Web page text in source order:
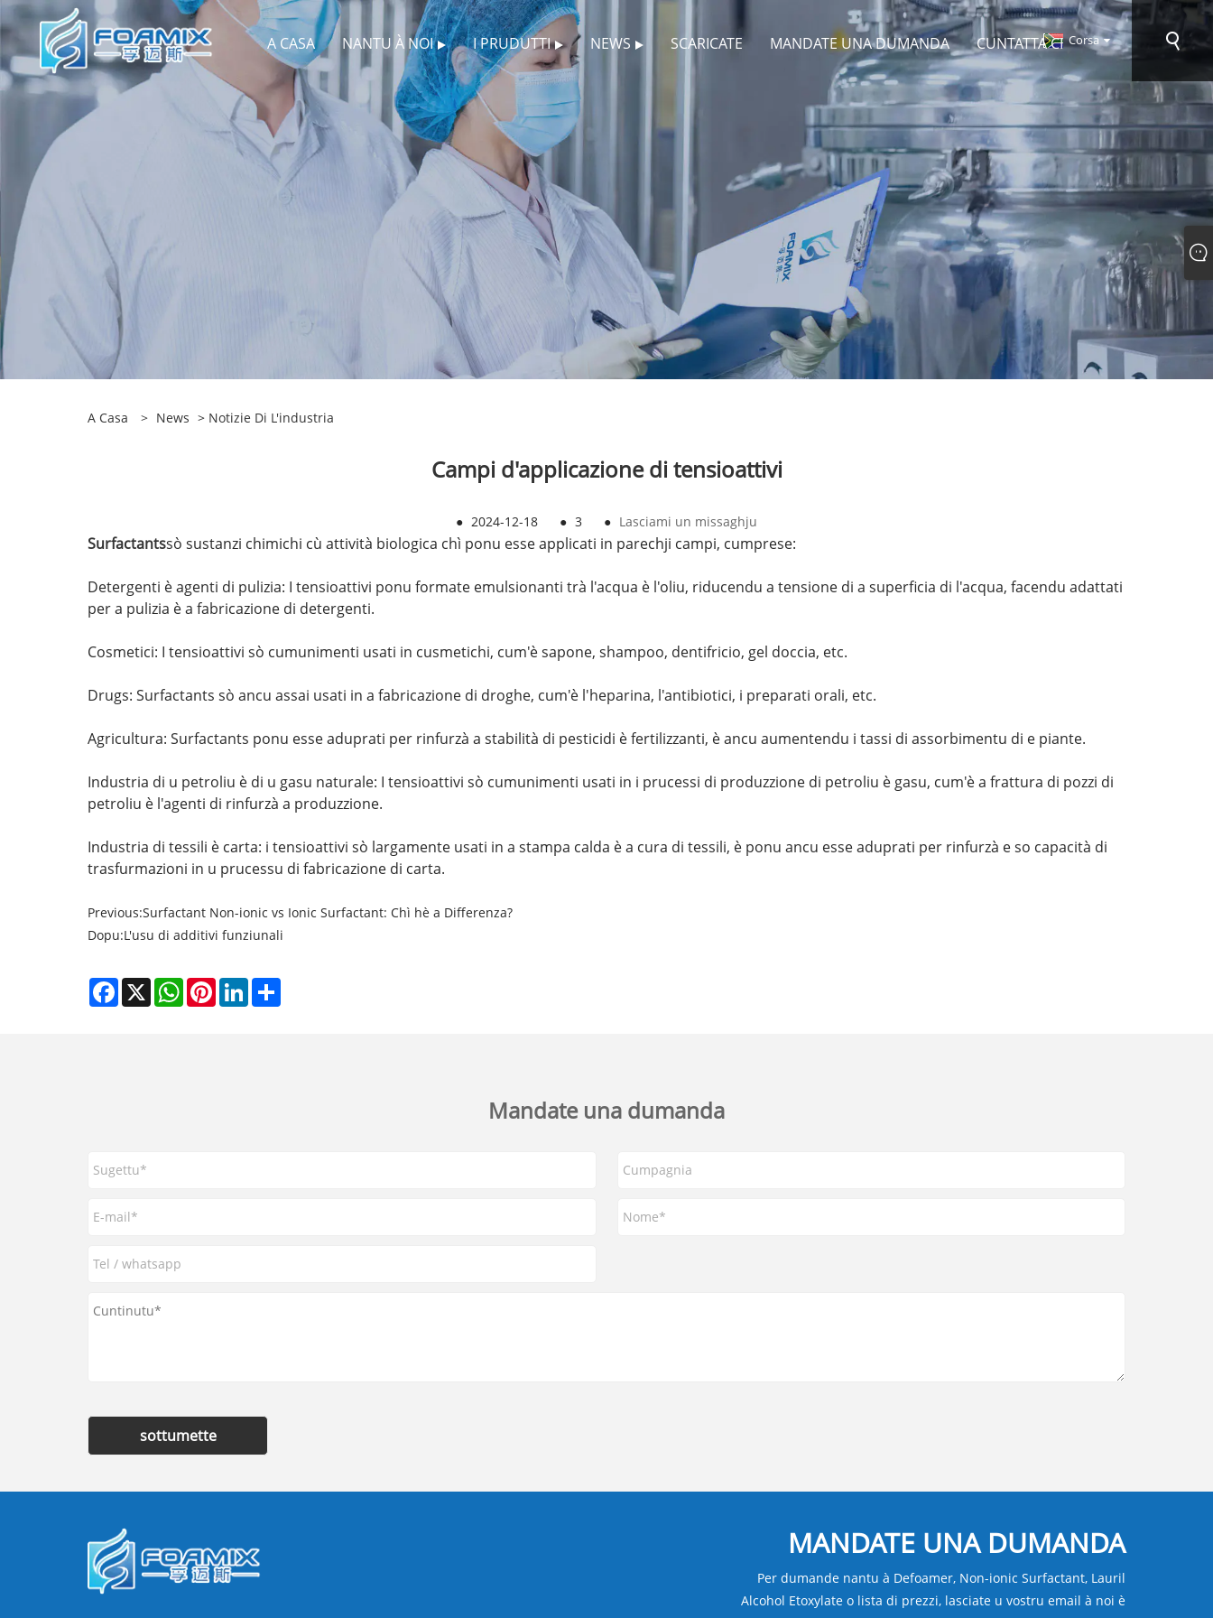
A CASA NANTU À NOI I PRUDUTTI NEWS SCARICATE MANDATE UNA DUMANDA CUNTATTA CI Corsa
A Casa > News > Notizie Di L'industria
Campi d'applicazione di tensioattivi
● 2024-12-18 ● 3 ● Lasciami un missaghju
Surfactantssò sustanzi chimichi cù attività biologica chì ponu esse applicati in parechji campi, cumprese:
Detergenti è agenti di pulizia: I tensioattivi ponu formate emulsionanti trà l'acqua è l'oliu, riducendu a tensione di a superficia di l'acqua, facendu adattati
per a pulizia è a fabricazione di detergenti.
Cosmetici: I tensioattivi sò cumunimenti usati in cusmetichi, cum'è sapone, shampoo, dentifricio, gel doccia, etc.
Drugs: Surfactants sò ancu assai usati in a fabricazione di droghe, cum'è l'heparina, l'antibiotici, i preparati orali, etc.
Agricultura: Surfactants ponu esse aduprati per rinfurzà a stabilità di pesticidi è fertilizzanti, è ancu aumentendu i tassi di assorbimentu di e piante.
Industria di u petroliu è di u gasu naturale: I tensioattivi sò cumunimenti usati in i prucessi di produzzione di petroliu è gasu, cum'è a frattura di pozzi di
petroliu è l'agenti di rinfurzà a produzzione.
Industria di tessili è carta: i tensioattivi sò largamente usati in a stampa calda è a cura di tessili, è ponu ancu esse aduprati per rinfurzà e so capacità di
trasfurmazioni in u prucessu di fabricazione di carta.
Previous:Surfactant Non-ionic vs Ionic Surfactant: Chì hè a Differenza?
Dopu:L'usu di additivi funziunali
Facebook
X WhatsAppPinterestLinkedIn
Mandate una dumanda
sottumette
MANDATE UNA DUMANDA
Per dumande nantu à Defoamer, Non-ionic Surfactant, Lauril
Alcohol Etoxylate o lista di prezzi, lasciate u vostru email à noi è